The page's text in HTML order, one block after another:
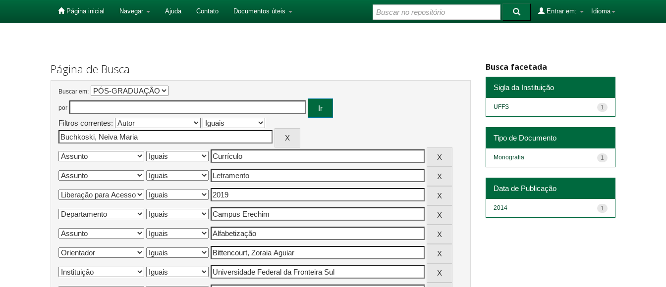
Página inicial Navegar Ajuda Contato Documentos úteis Idioma
Entrar em:
Página de Busca
Buscar em:
por
Filtros correntes:
Busca facetada
Sigla da Instituição
1
UFFS
Tipo de Documento
1
Monografia
Data de Publicação
1
2014